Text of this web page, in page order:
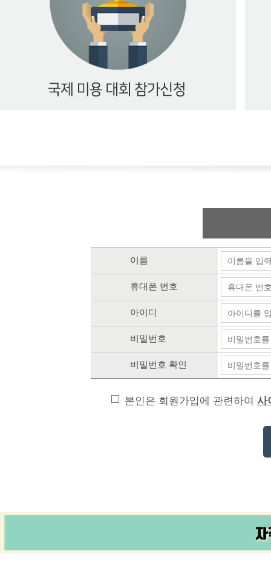
이름
휴대폰 번호
아이디
비밀번호
비밀번호 확인
본인은 회원가입에 관련하여 사